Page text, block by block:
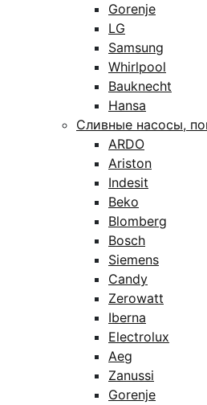
Gorenje
LG
Samsung
Whirlpool
Bauknecht
Hansa
Сливные насосы,
ARDO
Ariston
Indesit
Beko
Blomberg
Bosch
Siemens
Candy
Zerowatt
Iberna
Electrolux
Aeg
Zanussi
Gorenje